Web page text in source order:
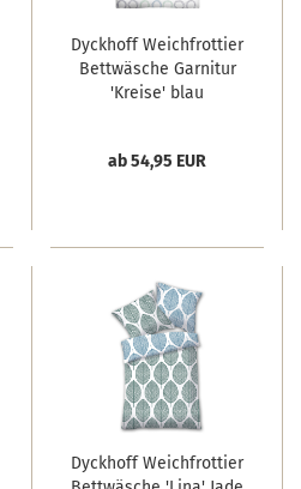
Dyckhoff Weichfrottier
Bettwäsche Garnitur
'Kreise' blau
ab 54,95 EUR
Dyckhoff Weichfrottier